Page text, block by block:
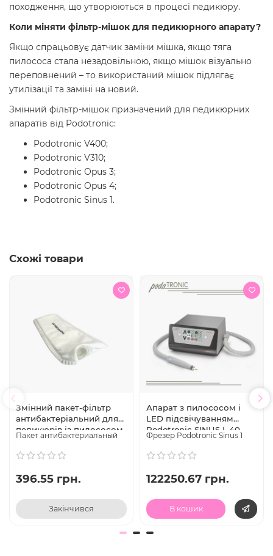
походження, що утворюються в процесі педикюру.
Коли міняти фільтр-мішок для педикюрного апарату?
Якщо спрацьовує датчик заміни мішка, якщо тяга
пилососа стала незадовільною, якщо мішок візуально
переповнений – то використаний мішок підлягає
утилізації та заміні на новий.
Змінний фільтр-мішок призначений для педикюрних
апаратів від Podotronic:
Podotronic V400;
Podotronic V310;
Podotronic Opus 3;
Podotronic Opus 4;
Podotronic Sinus 1.
Схожі товари
Змінний пакет-фільтр
антибактеріальний для
педикюрів із пилососом
Podotronic, Німеччина
Пакет антибактериальный
396.55 грн.
Закінчився
Апарат з пилососом і
LED підсвічуванням
Podotronic SINUS I, 40
000 об. / хв., Німеччина.
Фрезер Podotronic Sinus 1
122250.67 грн.
В кошик